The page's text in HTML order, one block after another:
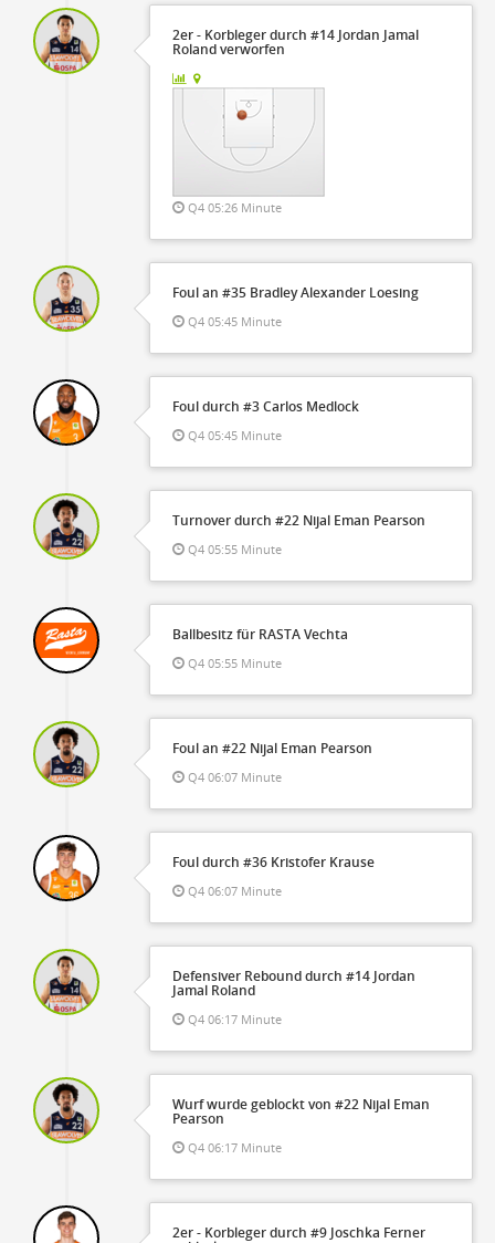
2er - Korbleger durch #14 Jordan Jamal
Roland verworfen
Q4 05:26 Minute
Foul an #35 Bradley Alexander Loesing
Q4 05:45 Minute
Foul durch #3 Carlos Medlock
Q4 05:45 Minute
Turnover durch #22 Nijal Eman Pearson
Q4 05:55 Minute
Ballbesitz für RASTA Vechta
Q4 05:55 Minute
Foul an #22 Nijal Eman Pearson
Q4 06:07 Minute
Foul durch #36 Kristofer Krause
Q4 06:07 Minute
Defensiver Rebound durch #14 Jordan
Jamal Roland
Q4 06:17 Minute
Wurf wurde geblockt von #22 Nijal Eman
Pearson
Q4 06:17 Minute
2er - Korbleger durch #9 Joschka Ferner